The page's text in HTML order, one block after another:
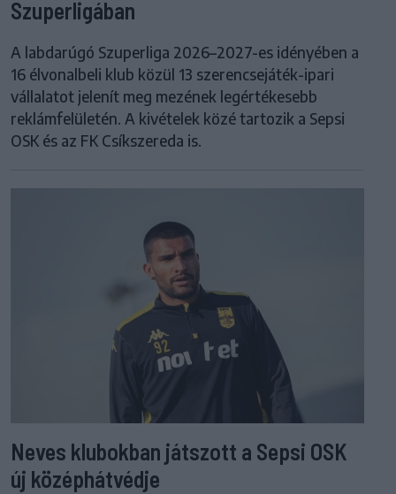
Szuperligában
A labdarúgó Szuperliga 2026–2027-es idényében a
16 élvonalbeli klub közül 13 szerencsejáték-ipari
vállalatot jelenít meg mezének legértékesebb
reklámfelületén. A kivételek közé tartozik a Sepsi
OSK és az FK Csíkszereda is.
Neves klubokban játszott a Sepsi OSK
új középhátvédje